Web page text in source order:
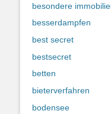
besondere
besserdampfen
best secret
bestsecret
betten
bieterverfahren
bodensee